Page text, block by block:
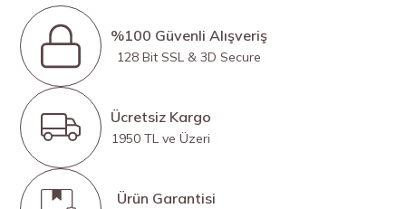
%100 Güvenli Alışveriş
128 Bit SSL & 3D Secure
Ücretsiz Kargo
1950 TL ve Üzeri
Ürün Garantisi